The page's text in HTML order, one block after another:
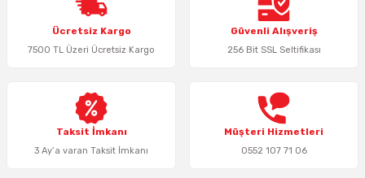
Ürün resmi kalitesiz, bozuk veya görüntülenemiyor.
Ürün açıklamasında eksik bilgiler bulunuyor.
Ürün bilgilerinde hatalar bulunuyor.
Bu ürüne benzer farklı alternatifler olmalı.
Ücretsiz Kargo
7500 TL Üzeri Ücretsiz Kargo
Güvenli Alışveriş
256 Bit SSL Seltifikası
Taksit İmkanı
3 Ay’a varan Taksit İmkanı
Müşteri Hizmetleri
0552 107 71 06